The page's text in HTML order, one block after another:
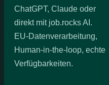
ChatGPT, Claude oder
direkt mit job.rocks AI.
EU-Datenverarbeitung,
Human-in-the-loop, echte
Verfügbarkeiten.